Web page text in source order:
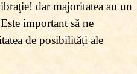
dar majoritatea au un
important să ne
de posibilităţi ale